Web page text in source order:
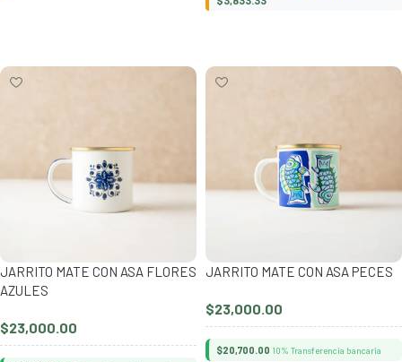
JARRITO MATE CON ASA FLORES
AZULES
$23,000.00
JARRITO MATE CON ASA PECES
$23,000.00
$20,700.00 10% Transferencia bancaria